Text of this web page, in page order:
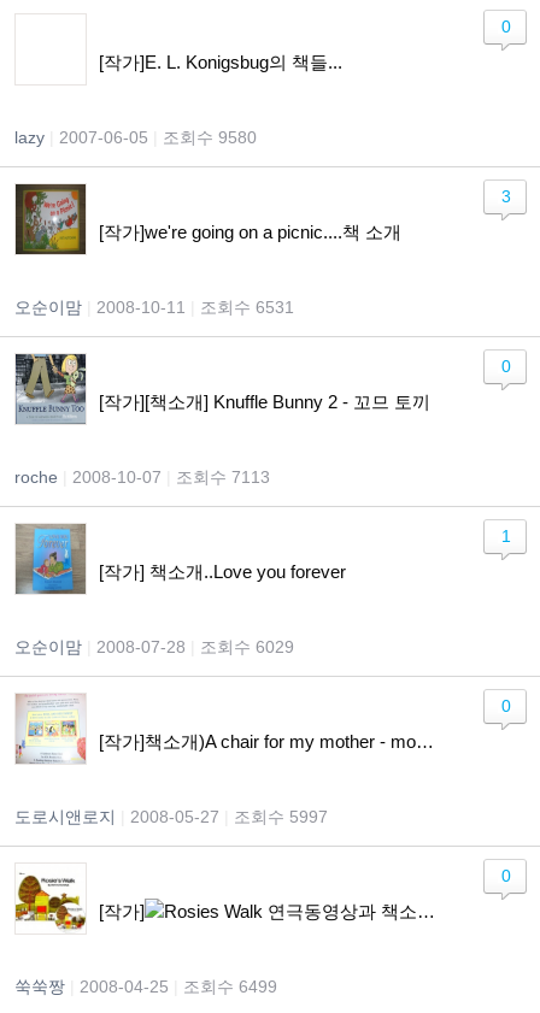
[작가]E. L. Konigsbug의 책들...
lazy 2007-06-05 조회수 9580
0
[작가]we're going on a picnic....책 소개
오순이맘 2008-10-11 조회수 6531
3
[작가][책소개] Knuffle Bunny 2 - 꼬므 토끼
roche 2008-10-07 조회수 7113
0
[작가] 책소개..Love you forever
오순이맘 2008-07-28 조회수 6029
1
[작가]책소개)A chair for my mother - momey jar를 만들어요~
도로시앤로지 2008-05-27 조회수 5997
0
[작가] Rosies Walk 연극동영상과 책소개입니다.
쑥쑥짱 2008-04-25 조회수 6499
0